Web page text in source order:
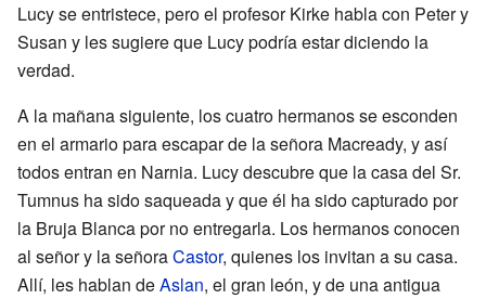
Lucy se entristece, pero el profesor Kirke habla con Peter y
Susan y les sugiere que Lucy podría estar diciendo la
verdad.
A la mañana siguiente, los cuatro hermanos se esconden
en el armario para escapar de la señora Macready, y así
todos entran en Narnia. Lucy descubre que la casa del Sr.
Tumnus ha sido saqueada y que él ha sido capturado por
la Bruja Blanca por no entregarla. Los hermanos conocen
al señor y la señoraCastor, quienes los invitan a su casa.
Allí, les hablan deAslan, el gran león, y de una antigua